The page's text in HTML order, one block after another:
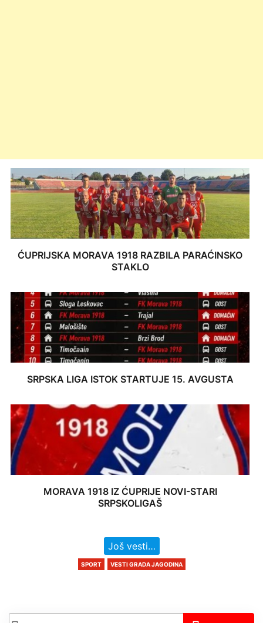
ĆUPRIJSKA MORAVA 1918 RAZBILA PARAĆINSKO
STAKLO
SRPSKA LIGA ISTOK STARTUJE 15. AVGUSTA
MORAVA 1918 IZ ĆUPRIJE NOVI-STARI
SRPSKOLIGAŠ
Još vesti…
SPORT VESTI GRADA JAGODINA